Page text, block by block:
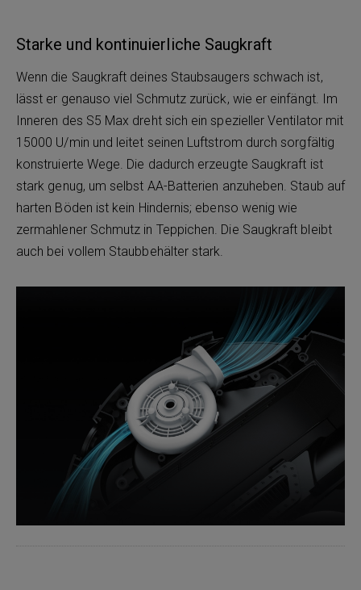
Starke und kontinuierliche Saugkraft
Wenn die Saugkraft deines Staubsaugers schwach ist,
lässt er genauso viel Schmutz zurück, wie er einfängt. Im
Inneren des S5 Max dreht sich ein spezieller Ventilator mit
15000 U/min und leitet seinen Luftstrom durch sorgfältig
konstruierte Wege. Die dadurch erzeugte Saugkraft ist
stark genug, um selbst AA-Batterien anzuheben. Staub auf
harten Böden ist kein Hindernis; ebenso wenig wie
zermahlener Schmutz in Teppichen. Die Saugkraft bleibt
auch bei vollem Staubbehälter stark.